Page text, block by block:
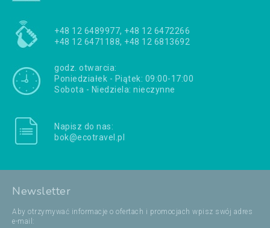
+48 12 6489977, +48 12 6472266
+48 12 6471188, +48 12 6813692
godz. otwarcia:
Poniedziałek - Piątek: 09:00-17:00
Sobota - Niedziela: nieczynne
Napisz do nas:
bok@ecotravel.pl
Newsletter
Aby otrzymywać informacje o ofertach i promocjach wpisz swój adres
e-mail: